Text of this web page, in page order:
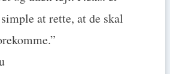
at rette, at de skal